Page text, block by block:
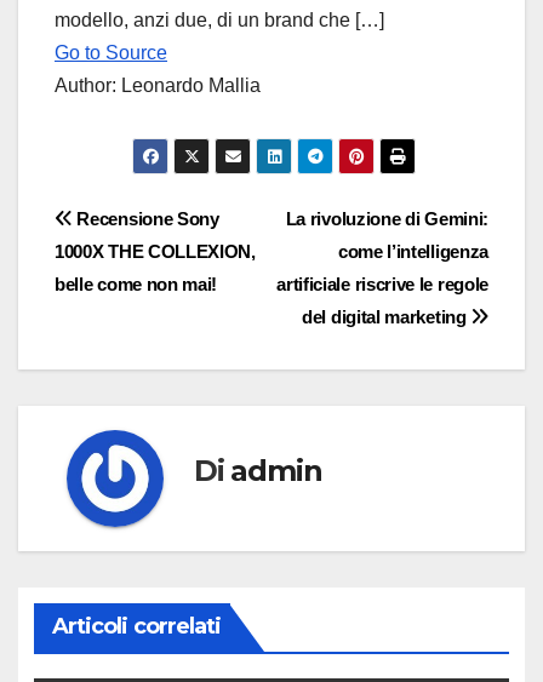
modello, anzi due, di un brand che […]
Go to Source
Author: Leonardo Mallia
Navigazione
articoli
La rivoluzione di Gemini:
come l’intelligenza
artificiale riscrive le regole
del digital marketing
Recensione Sony
1000X THE COLLEXION,
belle come non mai!
Di admin
Articoli correlati